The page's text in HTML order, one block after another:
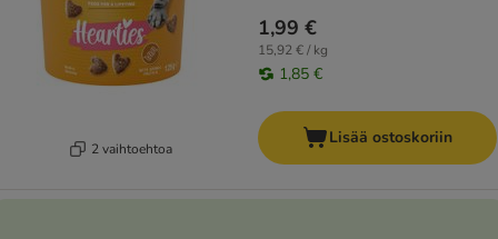
2 vaihtoehtoa
1,99 €
15,92 € / kg
1,85 €
Lisää ostoskoriin